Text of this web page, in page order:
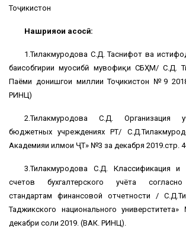
Тоҷикистон
Нашрияҳои асосӣ:
1.Тилакмуродова С.Д. Таснифот ва
баҳисобгирии муҳосибӣ мувофиқи СБҲМ/ С.Д.
Паёми донишгоҳи миллии Тоҷикистон №9
РИНЦ)
2.Тилакмуродова С.Д. Организация
бюджетных учреждениях РТ/
Академияи илмҳои ҶТ» №3 за декабря 2019.стр.
3.Тилакмуродова С.Д. Классификация и
счетов бухгалтерского учёта
стандартам финансовой отчетности /
Таджикского национального
декабри соли 2019. (ВАК. РИНЦ).